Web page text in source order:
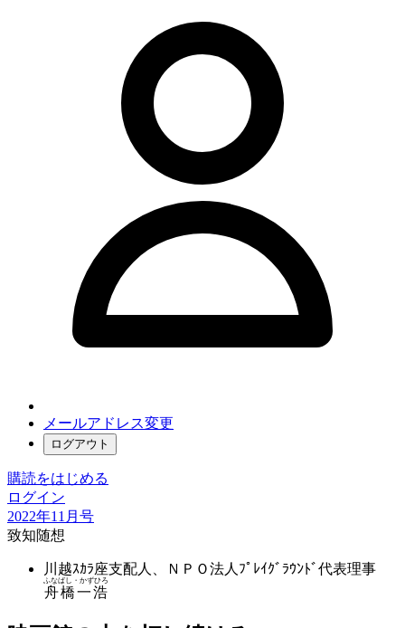
メールアドレス変更
ログアウト
購読をはじめる
ログイン
2022年11月号
致知随想
川越ｽｶﾗ座支配人、ＮＰＯ法人ﾌﾟﾚｲｸﾞﾗｳﾝﾄﾞ代表理事
舟橋一浩
ふなばし・かずひろ